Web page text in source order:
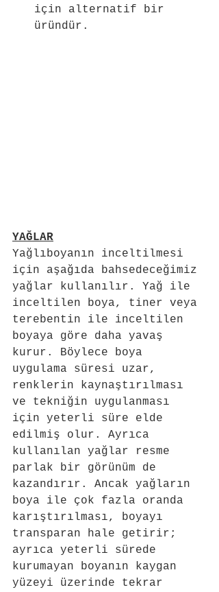
için alternatif bir
üründür.
YAĞLAR
Yağlıboyanın inceltilmesi
için aşağıda bahsedeceğimiz
yağlar kullanılır. Yağ ile
inceltilen boya, tiner veya
terebentin ile inceltilen
boyaya göre daha yavaş
kurur. Böylece boya
uygulama süresi uzar,
renklerin kaynaştırılması
ve tekniğin uygulanması
için yeterli süre elde
edilmiş olur. Ayrıca
kullanılan yağlar resme
parlak bir görünüm de
kazandırır. Ancak yağların
boya ile çok fazla oranda
karıştırılması, boyayı
transparan hale getirir;
ayrıca yeterli sürede
kurumayan boyanın kaygan
yüzeyi üzerinde tekrar